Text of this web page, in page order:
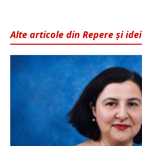
Alte articole din Repere și idei